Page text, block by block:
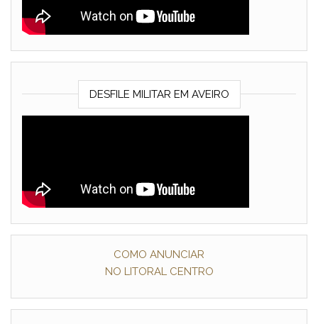
DESFILE MILITAR EM AVEIRO
COMO ANUNCIAR
NO LITORAL CENTRO